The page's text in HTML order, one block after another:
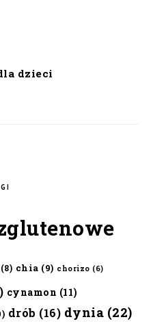
dzieci
(8) chia (9) chorizo (6)
cynamon (11)
drób (16) dynia (22)